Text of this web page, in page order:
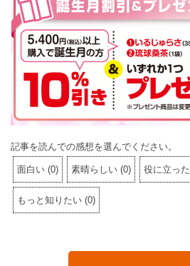
記事を読んでの感想を選んでください。
面白い (0) 素晴らしい (0) 役に立った
もっと知りたい (0)